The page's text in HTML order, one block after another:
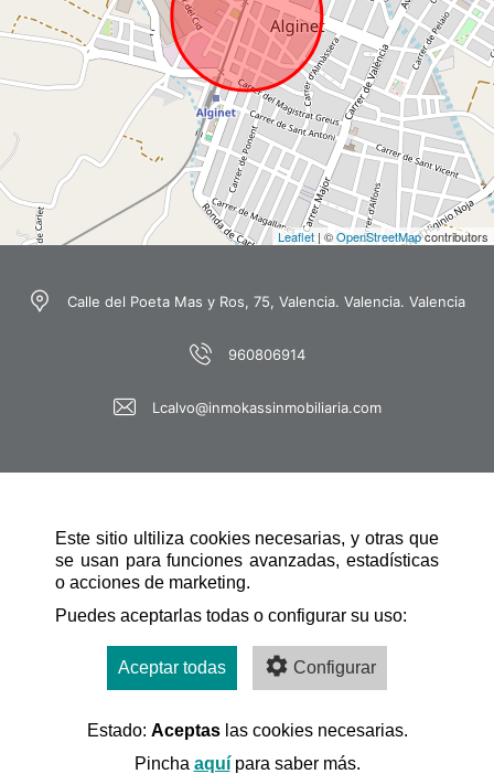
Este sitio ultiliza cookies necesarias, y otras que
se usan para funciones avanzadas, estadísticas
o acciones de marketing.
Puedes aceptarlas todas o configurar su uso:
Aceptar todas Configurar
Estado: Aceptaslas cookies necesarias.
Pincha aquípara saber más.
Leaflet | ©OpenStreetMapcontributors
Calle del Poeta Mas y Ros, 75, Valencia. Valencia. Valencia
960806914
Lcalvo@inmokassinmobiliaria.com
SCHNELLE NAVIGATION
Desarrollado por: